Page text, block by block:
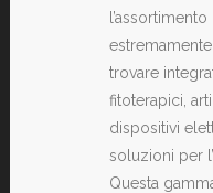
trovare
fitoterapici,
dispositivi
soluzioni per
Questa